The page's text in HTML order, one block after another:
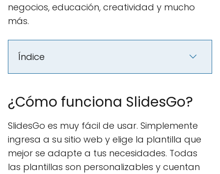
negocios, educación, creatividad y mucho
más.
Índice
¿Cómo funciona SlidesGo?
SlidesGo es muy fácil de usar. Simplemente
ingresa a su sitio web y elige la plantilla que
mejor se adapte a tus necesidades. Todas
las plantillas son personalizables y cuentan